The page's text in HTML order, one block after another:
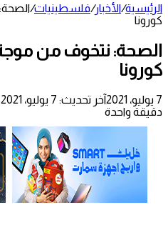
الرئيسية/الأخبار/فلسطينيات/
كورونا
الصحة: نتخوف من
كورونا
7 يوليو، 2021
آخر تحديث: 7 يوليو، 2021
دقيقة واحدة